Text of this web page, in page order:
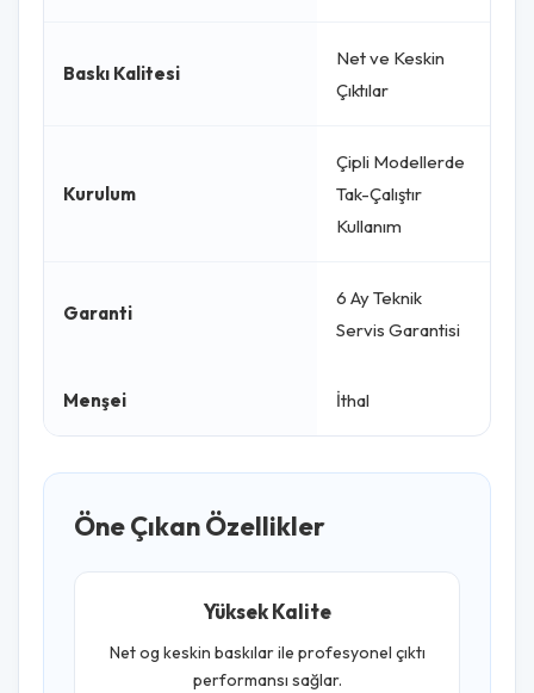
Baskı Kalitesi
Net ve Keskin
Çıktılar
Kurulum
Çipli Modellerde
Tak-Çalıştır
Kullanım
Garanti
6 Ay Teknik
Servis Garantisi
Menşei İthal
Öne Çıkan Özellikler
Yüksek Kalite
Net og keskin baskılar ile profesyonel çıktı
performansı sağlar.